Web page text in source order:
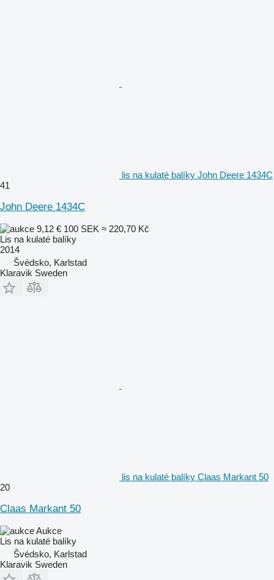
lis na kulaté balíky John Deere 1434C
41
John Deere 1434C
9,12 € 100 SEK ≈ 220,70 Kč
Lis na kulaté balíky
2014
Švédsko, Karlstad
Klaravik Sweden
lis na kulaté balíky Claas Markant 50
20
Claas Markant 50
Aukce
Lis na kulaté balíky
Švédsko, Karlstad
Klaravik Sweden